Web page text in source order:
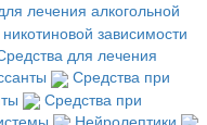
лечения алкогольной
зависимости
для лечения
Средства при
Средства при
Нейролептики